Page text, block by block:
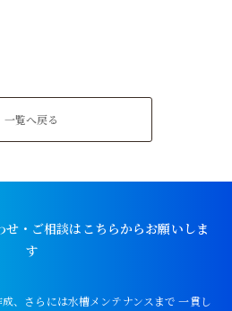
一覧へ戻る
せ・ご相談はこちらからお願いしま
す
、さらには水槽メンテナンスまで 一貫し